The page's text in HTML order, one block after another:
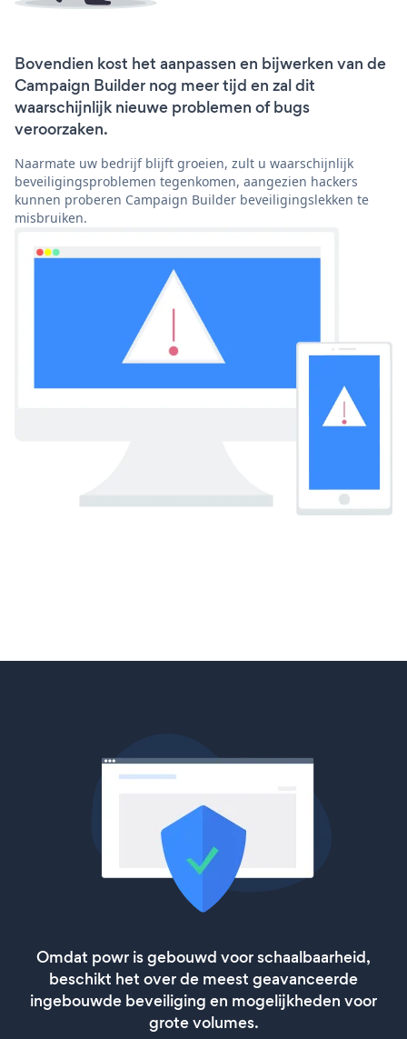
Bovendien kost het aanpassen en bijwerken van de
Campaign Builder nog meer tijd en zal dit
waarschijnlijk nieuwe problemen of bugs
veroorzaken.
Naarmate uw bedrijf blijft groeien, zult u waarschijnlijk
beveiligingsproblemen tegenkomen, aangezien hackers
kunnen proberen Campaign Builder beveiligingslekken te
misbruiken.
Omdat powr is gebouwd voor schaalbaarheid,
beschikt het over de meest geavanceerde
ingebouwde beveiliging en mogelijkheden voor
grote volumes.